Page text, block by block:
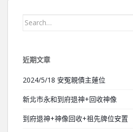
Search for:
近期文章
2024/5/18 安冤親債主蓮位
新北市永和到府退神+回收神像
到府退神+神像回收+祖先牌位安置